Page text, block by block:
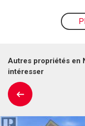
Autres propriétés en
intéresser